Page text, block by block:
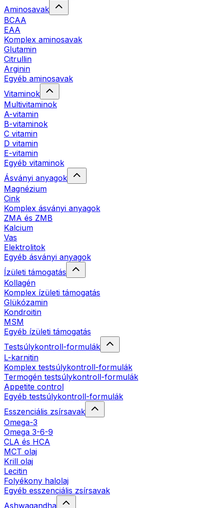
Aminosavak
BCAA
EAA
Komplex aminosavak
Glutamin
Citrullin
Arginin
Egyéb aminosavak
Vitaminok
Multivitaminok
A-vitamin
B-vitaminok
C vitamin
D vitamin
E-vitamin
Egyéb vitaminok
Ásványi anyagok
Magnézium
Cink
Komplex ásványi anyagok
ZMA és ZMB
Kalcium
Vas
Elektrolitok
Egyéb ásványi anyagok
Ízületi támogatás
Kollagén
Komplex ízületi támogatás
Glükózamin
Kondroitin
MSM
Egyéb ízületi támogatás
Testsúlykontroll-formulák
L-karnitin
Komplex testsúlykontroll-formulák
Termogén testsúlykontroll-formulák
Appetite control
Egyéb testsúlykontroll-formulák
Esszenciális zsírsavak
Omega-3
Omega 3-6-9
CLA és HCA
MCT olaj
Krill olaj
Lecitin
Folyékony halolaj
Egyéb esszenciális zsírsavak
Ashwagandha